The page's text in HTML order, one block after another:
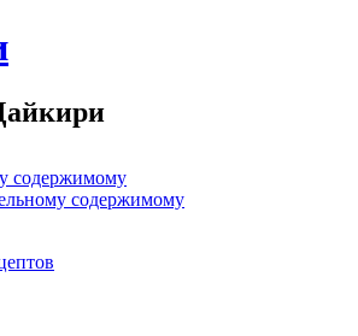
содержимому
содержимому